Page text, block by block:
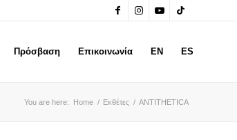
Πρόσβαση Επικοινωνία EN ES
You are here: Home / Εκθέτες / ANTITHETICA